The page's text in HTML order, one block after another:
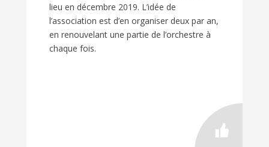
lieu en décembre 2019. L’idée de
l’association est d’en organiser deux par an,
en renouvelant une partie de l’orchestre à
chaque fois.